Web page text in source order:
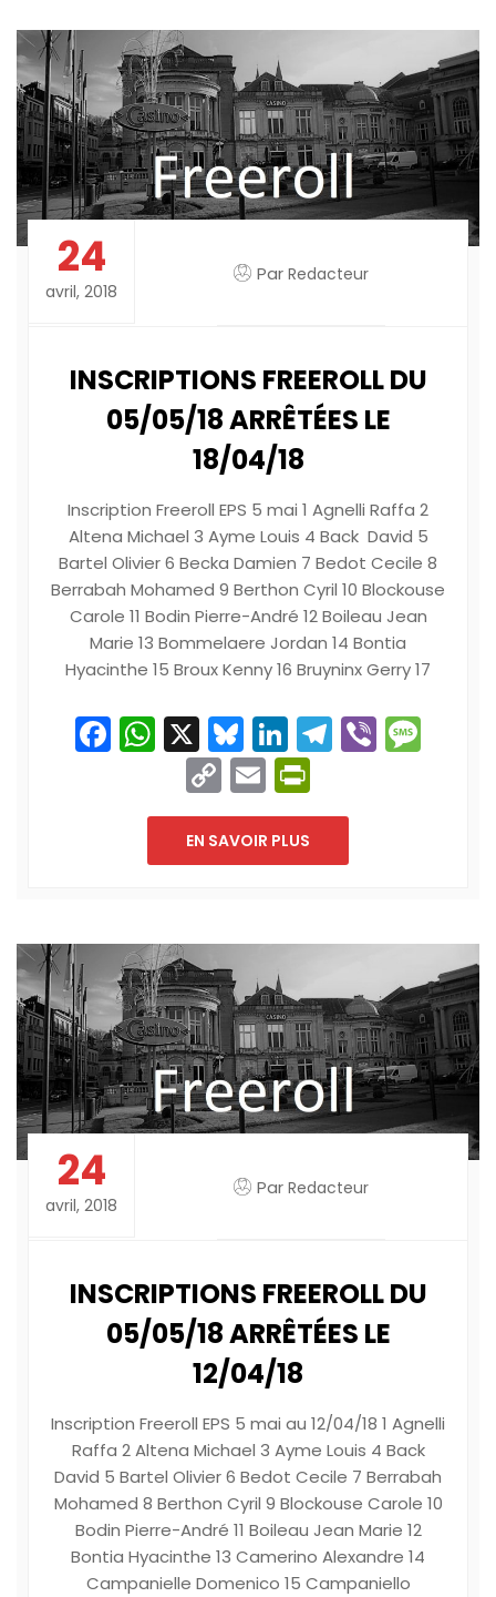
24
avril, 2018
Par Redacteur
INSCRIPTIONS FREEROLL DU
05/05/18 ARRÊTÉES LE
18/04/18
Inscription Freeroll EPS 5 mai 1 Agnelli Raffa 2
Altena Michael 3 Ayme Louis 4 Back David 5
Bartel Olivier 6 Becka Damien 7 Bedot Cecile 8
Berrabah Mohamed 9 Berthon Cyril 10 Blockouse
Carole 11 Bodin Pierre-André 12 Boileau Jean
Marie 13 Bommelaere Jordan 14 Bontia
Hyacinthe 15 Broux Kenny 16 Bruyninx Gerry 17
Facebook
WhatsApp
X Bluesky
LinkedIn
Telegram
Viber
Copy
Link
Email
EN SAVOIR PLUS
24
avril, 2018
Par Redacteur
INSCRIPTIONS FREEROLL DU
05/05/18 ARRÊTÉES LE
12/04/18
Inscription Freeroll EPS 5 mai au 12/04/18 1 Agnelli
Raffa 2 Altena Michael 3 Ayme Louis 4 Back
David 5 Bartel Olivier 6 Bedot Cecile 7 Berrabah
Mohamed 8 Berthon Cyril 9 Blockouse Carole 10
Bodin Pierre-André 11 Boileau Jean Marie 12
Bontia Hyacinthe 13 Camerino Alexandre 14
Campanielle Domenico 15 Campaniello